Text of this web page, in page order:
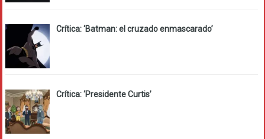
Crítica: ‘Batman: el cruzado enmascarado’
Crítica: ‘Presidente Curtis’